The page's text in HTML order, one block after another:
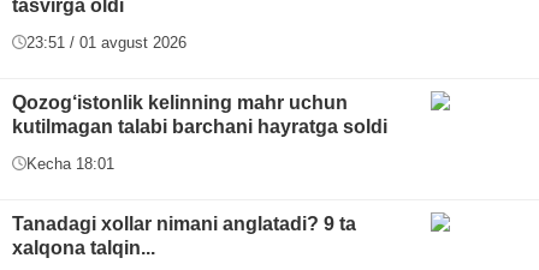
tasvirga oldi
23:51 / 01 avgust 2026
Qozog‘istonlik kelinning mahr uchun
kutilmagan talabi barchani hayratga soldi
Kecha 18:01
Tanadagi xollar nimani anglatadi? 9 ta
xalqona talqin...